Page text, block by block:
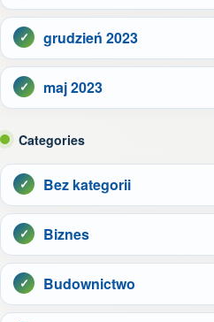
grudzień 2023
maj 2023
Categories
Bez kategorii
Biznes
Budownictwo